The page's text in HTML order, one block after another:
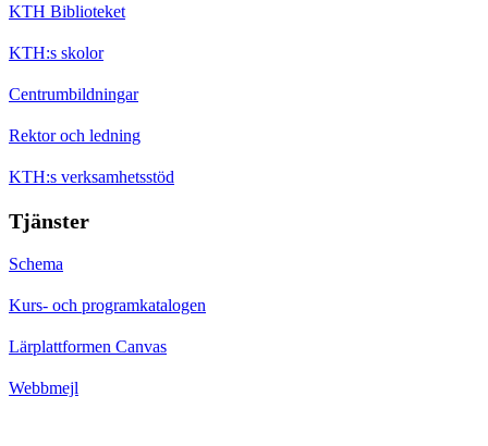
KTH Biblioteket
KTH:s skolor
Centrumbildningar
Rektor och ledning
KTH:s verksamhetsstöd
Tjänster
Schema
Kurs- och programkatalogen
Lärplattformen Canvas
Webbmejl